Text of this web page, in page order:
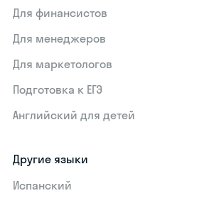
Для финансистов
Для менеджеров
Для маркетологов
Подготовка к ЕГЭ
Английский для детей
Другие языки
Испанский